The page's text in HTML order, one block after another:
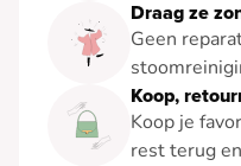
Draag ze
Geen
Koop,
Koop je
rest terug